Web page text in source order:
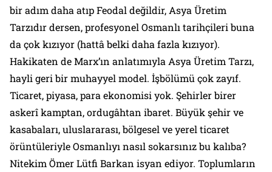
bir adım daha atıp Feodal değildir, Asya Üretim
Tarzıdır dersen, profesyonel Osmanlı tarihçileri buna
da çok kızıyor (hattâ belki daha fazla kızıyor).
Hakikaten de Marx’ın anlatımıyla Asya Üretim Tarzı,
hayli geri bir muhayyel model. İşbölümü çok zayıf.
Ticaret, piyasa, para ekonomisi yok. Şehirler birer
askerî kamptan, ordugâhtan ibaret. Büyük şehir ve
kasabaları, uluslararası, bölgesel ve yerel ticaret
örüntüleriyle Osmanlıyı nasıl sokarsınız bu kalıba?
Nitekim Ömer Lütfi Barkan isyan ediyor. Toplumların